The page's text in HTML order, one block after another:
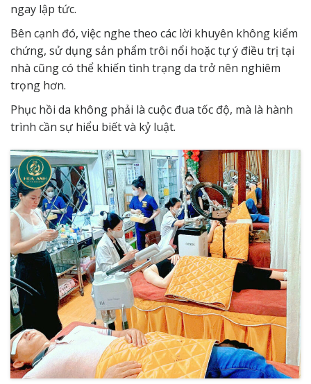
ngay lập tức.
Bên cạnh đó, việc nghe theo các lời khuyên không kiểm
chứng, sử dụng sản phẩm trôi nổi hoặc tự ý điều trị tại
nhà cũng có thể khiến tình trạng da trở nên nghiêm
trọng hơn.
Phục hồi da không phải là cuộc đua tốc độ, mà là hành
trình cần sự hiểu biết và kỷ luật.